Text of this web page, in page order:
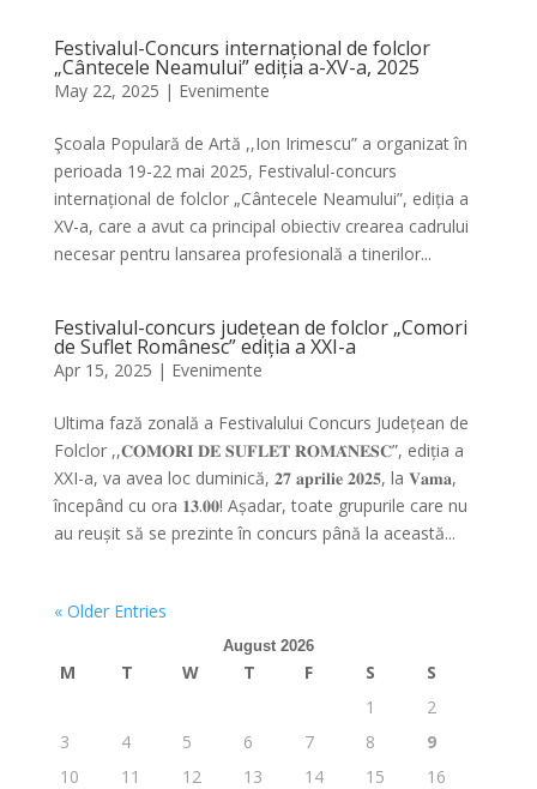
Festivalul-Concurs internațional de folclor
„Cântecele Neamului” ediția a-XV-a, 2025
May 22, 2025 | Evenimente
Şcoala Populară de Artă ,,Ion Irimescu” a organizat în
perioada 19-22 mai 2025, Festivalul-concurs
internațional de folclor „Cântecele Neamului”, ediția a
XV-a, care a avut ca principal obiectiv crearea cadrului
necesar pentru lansarea profesională a tinerilor...
Festivalul-concurs județean de folclor „Comori
de Suflet Românesc” ediția a XXI-a
Apr 15, 2025 | Evenimente
Ultima fază zonală a Festivalului Concurs Județean de
Folclor ,,𝐂𝐎𝐌𝐎𝐑𝐈 𝐃𝐄 𝐒𝐔𝐅𝐋𝐄𝐓 𝐑𝐎𝐌𝐀̂𝐍𝐄𝐒𝐂”, ediția a
XXI-a, va avea loc duminică, 𝟐𝟕 𝐚𝐩𝐫𝐢𝐥𝐢𝐞 𝟐𝟎𝟐𝟓, la 𝐕𝐚𝐦𝐚,
începând cu ora 𝟏𝟑.𝟎𝟎! Așadar, toate grupurile care nu
au reușit să se prezinte în concurs până la această...
« Older Entries
August 2026
M T W T F S
S
1
2
3
4 5 6 7 8
9
10
11 12 13 14 15
16